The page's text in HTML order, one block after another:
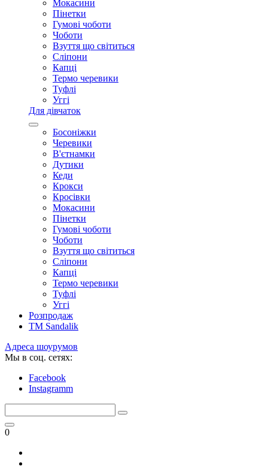
Мокасини
Пінетки
Гумові чоботи
Чоботи
Взуття що світиться
Сліпони
Капці
Термо черевики
Туфлі
Уггі
Для дівчаток
Босоніжки
Черевики
В'єтнамки
Дутики
Кеди
Крокси
Кросівки
Мокасини
Пінетки
Гумові чоботи
Чоботи
Взуття що світиться
Сліпони
Капці
Термо черевики
Туфлі
Уггі
Розпродаж
TM Sandalik
Адреса шоурумов
Мы в соц. сетях:
Facebook
Instagramm
0